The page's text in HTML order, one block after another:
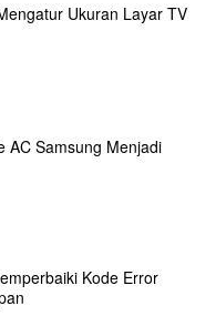
Ukuran Layar TV
AC Samsung Menjadi
Kode Error